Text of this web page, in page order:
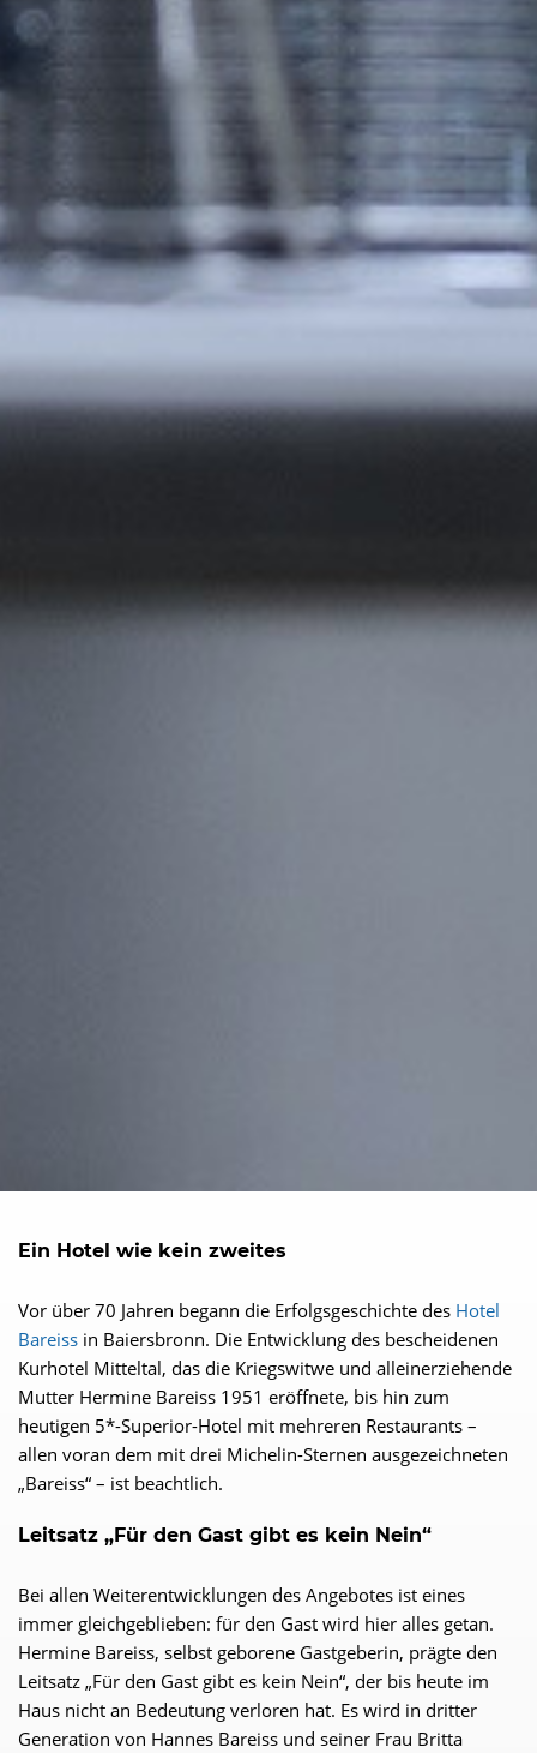
Ein Hotel wie kein zweites
Vor über 70 Jahren begann die Erfolgsgeschichte des Hotel
Bareiss in Baiersbronn. Die Entwicklung des bescheidenen
Kurhotel Mitteltal, das die Kriegswitwe und alleinerziehende
Mutter Hermine Bareiss 1951 eröffnete, bis hin zum
heutigen 5*-Superior-Hotel mit mehreren Restaurants –
allen voran dem mit drei Michelin-Sternen ausgezeichneten
„Bareiss“ – ist beachtlich.
Leitsatz „Für den Gast gibt es kein Nein“
Bei allen Weiterentwicklungen des Angebotes ist eines
immer gleichgeblieben: für den Gast wird hier alles getan.
Hermine Bareiss, selbst geborene Gastgeberin, prägte den
Leitsatz „Für den Gast gibt es kein Nein“, der bis heute im
Haus nicht an Bedeutung verloren hat. Es wird in dritter
Generation von Hannes Bareiss und seiner Frau Britta